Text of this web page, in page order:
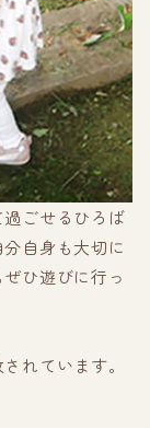
ごせるひろば
自身も大切に
ひ遊びに行っ
れています。